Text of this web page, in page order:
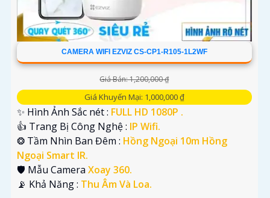
CAMERA WIFI EZVIZ CS-CP1-R105-1L2WF
Giá Bán: 1,200,000 ₫
Giá Khuyến Mại: 1,000,000 ₫
✨ Hình Ảnh Sắc nét : FULL HD 1080P .
👍 Trang Bị Công Nghệ : IP Wifi.
❂ Tầm Nhìn Ban Đêm : Hồng Ngoại 10m Hồng
Ngoại Smart IR.
🛡 Mẫu Camera Xoay 360.
️📡 Khả Năng : Thu Âm Và Loa.